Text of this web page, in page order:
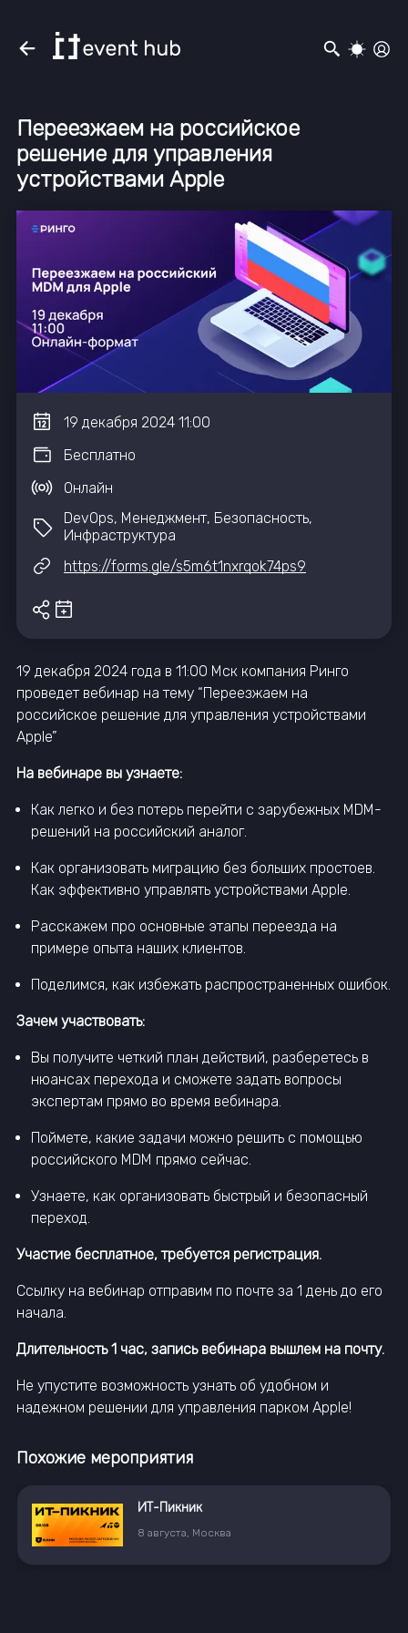
Переезжаем на российское
решение для управления
устройствами Apple
19 декабря 2024 11:00
Бесплатно
Онлайн
DevOps, Менеджмент, Безопасность,
Инфраструктура
https://forms.gle/s5m6t1nxrqok74ps9
19 декабря 2024 года в 11:00 Мск компания Ринго
проведет вебинар на тему “Переезжаем на
российское решение для управления устройствами
Apple”
На вебинаре вы узнаете:
Как легко и без потерь перейти с зарубежных MDM-
решений на российский аналог.
Как организовать миграцию без больших простоев.
Как эффективно управлять устройствами Apple.
Расскажем про основные этапы переезда на
примере опыта наших клиентов.
Поделимся, как избежать распространенных ошибок.
Зачем участвовать:
Вы получите четкий план действий, разберетесь в
нюансах перехода и сможете задать вопросы
экспертам прямо во время вебинара.
Поймете, какие задачи можно решить с помощью
российского MDM прямо сейчас.
Узнаете, как организовать быстрый и безопасный
переход.
Участие бесплатное, требуется регистрация.
Ссылку на вебинар отправим по почте за 1 день до его
начала.
Длительность 1 час, запись вебинара вышлем на почту.
Не упустите возможность узнать об удобном и
надежном решении для управления парком Apple!
Похожие мероприятия
ИТ-Пикник
8 августа, Москва